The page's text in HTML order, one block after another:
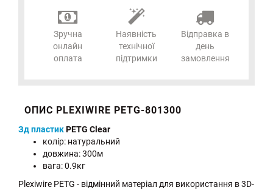
Зручна
онлайн
оплата
Наявність
технічної
підтримки
Відправка в
день
замовлення
ОПИС PLEXIWIRE PETG-801300
Зд пластикPETG Clear
колір: натуральний
довжина: 300м
вага: 0.9кг
Plexiwire PETG - відмінний матеріал для використання в 3D-